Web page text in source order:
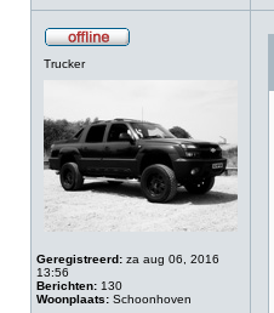
Trucker
Geregistreerd: za aug 06, 2016
13:56
Berichten: 130
Woonplaats: Schoonhoven